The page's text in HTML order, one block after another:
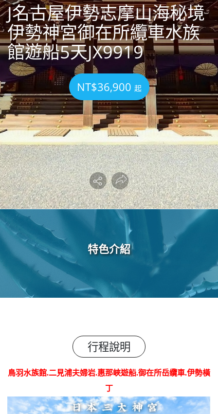
J名古屋伊勢志摩山海秘境
伊勢神宮御在所纜車水族
館遊船5天JX9919
NT$36,900 起
特色介紹
行程說明
鳥羽水族館.二見浦夫婦岩.惠那峽遊船.御在所岳纜車.伊勢橫
丁